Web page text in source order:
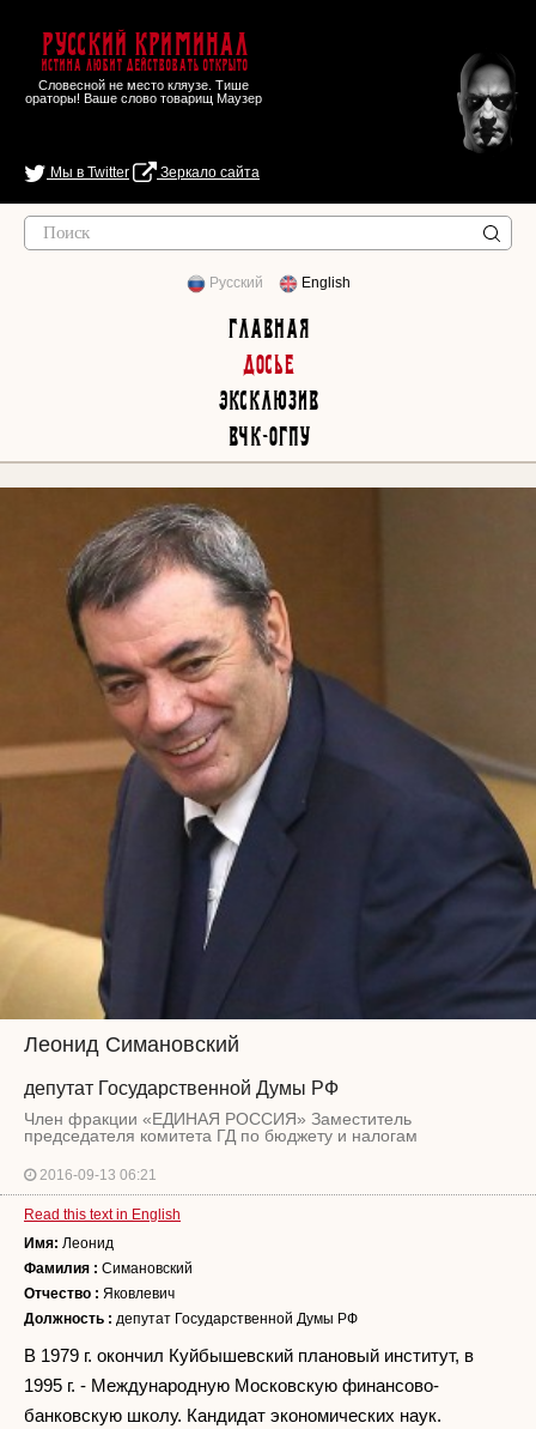
Русский Криминал
Истина любит действовать открыто
Словесной не место кляузе. Тише
ораторы! Ваше слово товарищ Маузер
Мы в Twitter Зеркало сайта
Русский English
Главная
Досье
Эксклюзив
ВЧК-ОГПУ
Леонид Симановский
депутат Государственной Думы РФ
Член фракции «ЕДИНАЯ РОССИЯ» Заместитель
председателя комитета ГД по бюджету и налогам
2016-09-13 06:21
Read this text in English
Имя: Леонид
Фамилия : Симановский
Отчество : Яковлевич
Должность : депутат Государственной Думы РФ
В 1979 г. окончил Куйбышевский плановый институт, в
1995 г. - Международную Московскую финансово-
банковскую школу. Кандидат экономических наук.